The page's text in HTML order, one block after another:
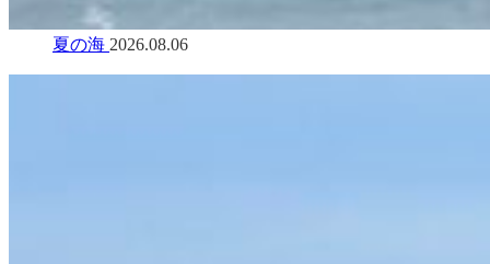
夏の海 2026.08.06